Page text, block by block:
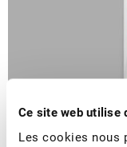
Ce site web utilise
Les cookies nous